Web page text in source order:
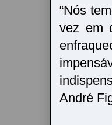
“Nós
vez em
André